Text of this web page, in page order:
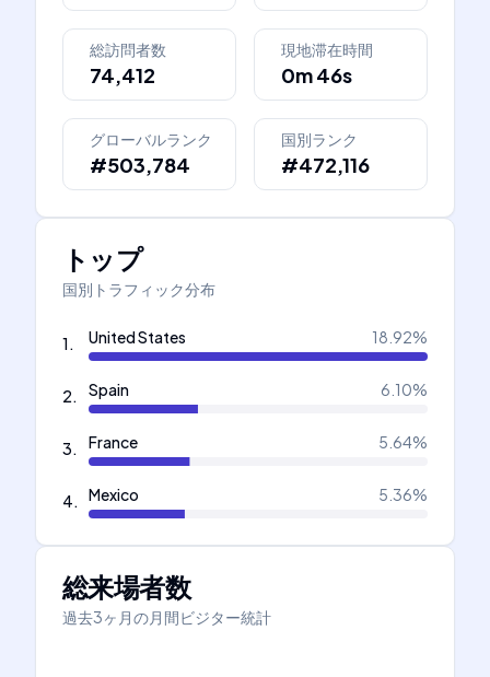
総訪問者数
74,412
現地滞在時間
0m 46s
グローバルランク
#503,784
国別ランク
#472,116
トップ
国別トラフィック分布
1. United States 18.92%
2. Spain 6.10%
3. France 5.64%
4. Mexico 5.36%
総来場者数
過去3ヶ月の月間ビジター統計